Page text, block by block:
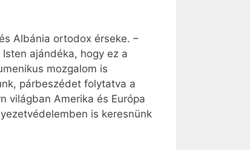
Albánia ortodox érseke. –
ajándéka, hogy ez a
mozgalom is
párbeszédet folytatva a
világban Amerika és Európa
is keresnünk